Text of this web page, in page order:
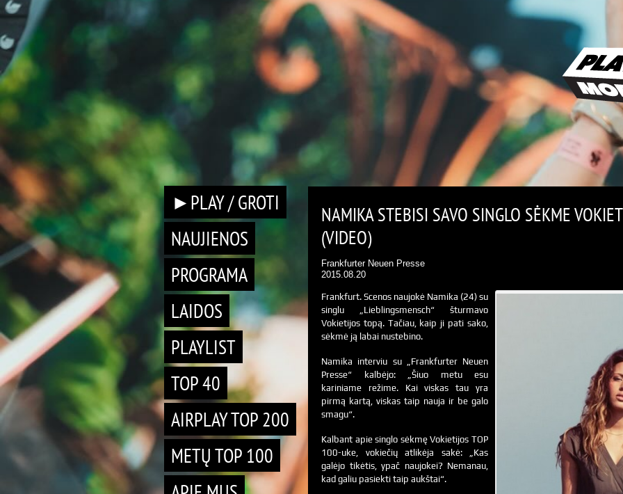
►PLAY / GROTI
NAUJIENOS
PROGRAMA
LAIDOS
PLAYLIST
TOP 40
AIRPLAY TOP 200
METŲ TOP 100
NAMIKA STEBISI SAVO SINGLO SĖKME
(VIDEO)
Frankfurter Neuen Presse
2015.08.20
Frankfurt. Scenos naujokė Namika (24) su
singlu „Lieblingsmensch“ šturmavo
Vokietijos topą. Tačiau, kaip ji pati sako,
sėkmė ją labai nustebino.
Namika interviu su „Frankfurter Neuen
Presse“ kalbėjo: „Šiuo metu esu
kariniame režime. Kai viskas tau yra
pirmą kartą, viskas taip nauja ir be galo
smagu“.
Kalbant apie singlo sėkmę Vokietijos TOP
100-uke, vokiečių atlikėja sakė: „Kas
galėjo tikėtis, ypač naujokei? Nemanau,
kad galiu pasiekti taip aukštai“.